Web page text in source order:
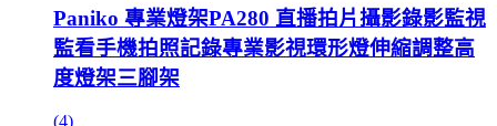
Paniko 專業燈架PA280 直播拍片攝影錄影監視
監看手機拍照記錄專業影視環形燈伸縮調整高
度燈架三腳架
(4)